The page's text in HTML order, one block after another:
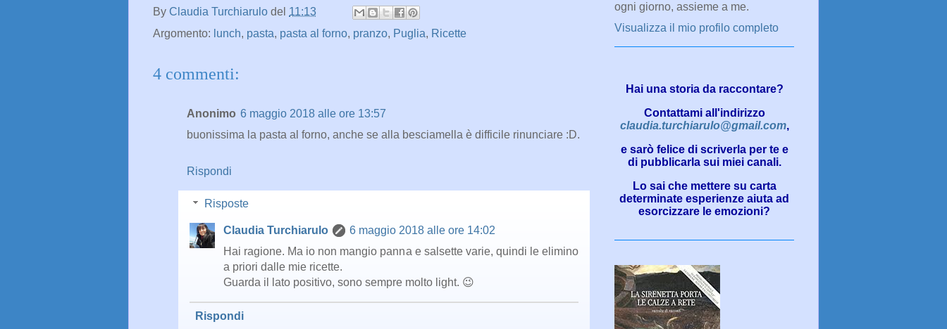
By Claudia Turchiarulo del 11:13
Argomento: lunch, pasta, pasta al forno, pranzo, Puglia, Ricette
4 commenti:
Anonimo 6 maggio 2018 alle ore 13:57
buonissima la pasta al forno, anche se alla besciamella è difficile rinunciare :D.
Rispondi
Risposte
Claudia Turchiarulo
6 maggio 2018 alle ore 14:02
Hai ragione. Ma io non mangio panna e salsette varie, quindi le elimino
a priori dalle mie ricette.
Guarda il lato positivo, sono sempre molto light. 😉
Rispondi
ogni giorno, assieme a me.
Visualizza il mio profilo completo
Hai una storia da raccontare?
Contattami all'indirizzo
claudia.turchiarulo@gmail.com,
e sarò felice di scriverla per te e
di pubblicarla sui miei canali.
Lo sai che mettere su carta
determinate esperienze aiuta ad
esorcizzare le emozioni?